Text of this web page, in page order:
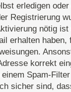
erledigen oder
Registrierung
nötig ist
erhalten haben,
korrekt
Spam-
sicher sind,